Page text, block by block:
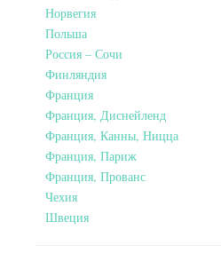
Норвегия
Польша
Россия – Сочи
Финляндия
Франция
Франция, Диснейленд
Франция, Канны, Ницца
Франция, Париж
Франция, Прованс
Чехия
Швеция